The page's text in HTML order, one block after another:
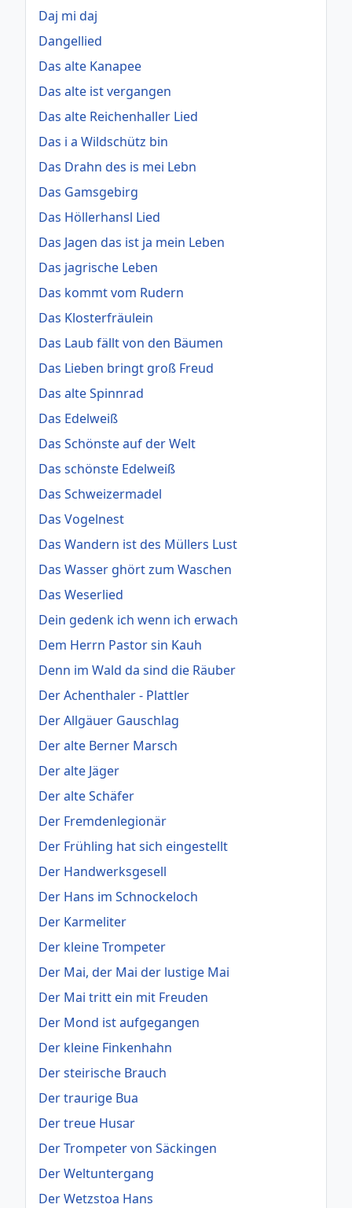
Daj mi daj
Dangellied
Das alte Kanapee
Das alte ist vergangen
Das alte Reichenhaller Lied
Das i a Wildschütz bin
Das Drahn des is mei Lebn
Das Gamsgebirg
Das Höllerhansl Lied
Das Jagen das ist ja mein Leben
Das jagrische Leben
Das kommt vom Rudern
Das Klosterfräulein
Das Laub fällt von den Bäumen
Das Lieben bringt groß Freud
Das alte Spinnrad
Das Edelweiß
Das Schönste auf der Welt
Das schönste Edelweiß
Das Schweizermadel
Das Vogelnest
Das Wandern ist des Müllers Lust
Das Wasser ghört zum Waschen
Das Weserlied
Dein gedenk ich wenn ich erwach
Dem Herrn Pastor sin Kauh
Denn im Wald da sind die Räuber
Der Achenthaler - Plattler
Der Allgäuer Gauschlag
Der alte Berner Marsch
Der alte Jäger
Der alte Schäfer
Der Fremdenlegionär
Der Frühling hat sich eingestellt
Der Handwerksgesell
Der Hans im Schnockeloch
Der Karmeliter
Der kleine Trompeter
Der Mai, der Mai der lustige Mai
Der Mai tritt ein mit Freuden
Der Mond ist aufgegangen
Der kleine Finkenhahn
Der steirische Brauch
Der traurige Bua
Der treue Husar
Der Trompeter von Säckingen
Der Weltuntergang
Der Wetzstoa Hans